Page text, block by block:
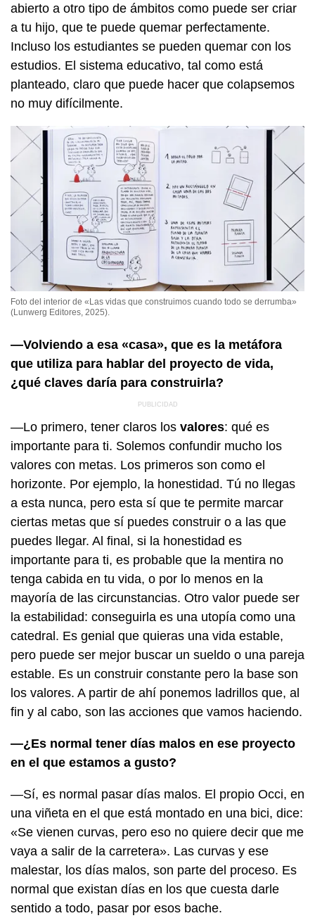
abierto a otro tipo de ámbitos como puede ser criar
a tu hijo, que te puede quemar perfectamente.
Incluso los estudiantes se pueden quemar con los
estudios. El sistema educativo, tal como está
planteado, claro que puede hacer que colapsemos
no muy difícilmente.
Foto del interior de «Las vidas que construimos cuando todo se derrumba»
(Lunwerg Editores, 2025).
—Volviendo a esa «casa», que es la metáfora
que utiliza para hablar del proyecto de vida,
¿qué claves daría para construirla?
—Lo primero, tener claros los valores: qué es
importante para ti. Solemos confundir mucho los
valores con metas. Los primeros son como el
horizonte. Por ejemplo, la honestidad. Tú no llegas
a esta nunca, pero esta sí que te permite marcar
ciertas metas que sí puedes construir o a las que
puedes llegar. Al final, si la honestidad es
importante para ti, es probable que la mentira no
tenga cabida en tu vida, o por lo menos en la
mayoría de las circunstancias. Otro valor puede ser
la estabilidad: conseguirla es una utopía como una
catedral. Es genial que quieras una vida estable,
pero puede ser mejor buscar un sueldo o una pareja
estable. Es un construir constante pero la base son
los valores. A partir de ahí ponemos ladrillos que, al
fin y al cabo, son las acciones que vamos haciendo.
—¿Es normal tener días malos en ese proyecto
en el que estamos a gusto?
—Sí, es normal pasar días malos. El propio Occi, en
una viñeta en el que está montado en una bici, dice:
«Se vienen curvas, pero eso no quiere decir que me
vaya a salir de la carretera». Las curvas y ese
malestar, los días malos, son parte del proceso. Es
normal que existan días en los que cuesta darle
sentido a todo, pasar por esos bache.